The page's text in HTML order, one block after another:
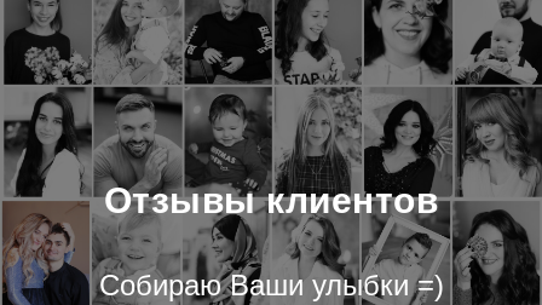
Отзывы клиентов
Собираю Ваши улыбки =)